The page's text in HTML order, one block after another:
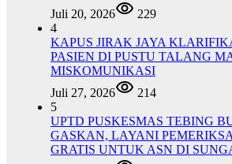
Juli 20, 2026
229
4
KAPUS JIRAK JAYA
PASIEN DI PUSTU TALANG
MISKOMUNIKASI
Juli 27, 2026
214
5
UPTD PUSKESMAS TEBING
GASKAN, LAYANI
GRATIS UNTUK ASN DI